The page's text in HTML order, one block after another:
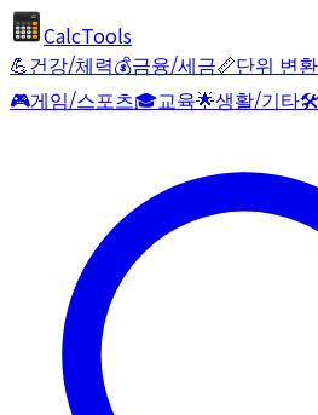
CalcTools
💪건강/체력💰금융/세금📏단위 변환
🎮게임/스포츠🎓교육🌟생활/기타🛠️